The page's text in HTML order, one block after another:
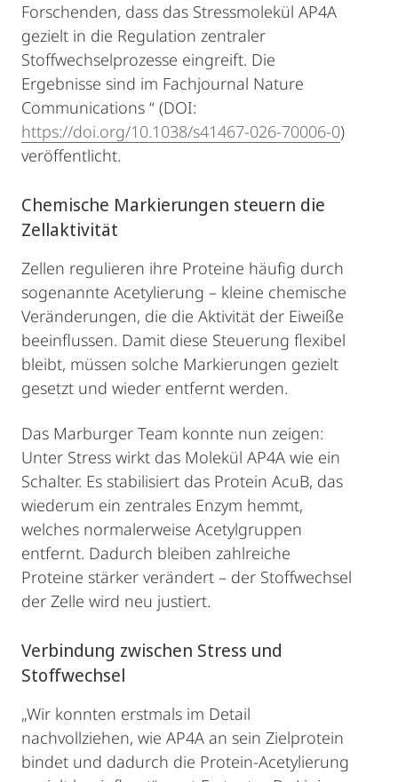
Forschenden, dass das Stressmolekül AP4A
gezielt in die Regulation zentraler
Stoffwechselprozesse eingreift. Die
Ergebnisse sind im Fachjournal Nature
Communications “ (DOI:
https://doi.org/10.1038/s41467-026-70006-0)
veröffentlicht.
Chemische Markierungen steuern die
Zellaktivität
Zellen regulieren ihre Proteine häufig durch
sogenannte Acetylierung – kleine chemische
Veränderungen, die die Aktivität der Eiweiße
beeinflussen. Damit diese Steuerung flexibel
bleibt, müssen solche Markierungen gezielt
gesetzt und wieder entfernt werden.
Das Marburger Team konnte nun zeigen:
Unter Stress wirkt das Molekül AP4A wie ein
Schalter. Es stabilisiert das Protein AcuB, das
wiederum ein zentrales Enzym hemmt,
welches normalerweise Acetylgruppen
entfernt. Dadurch bleiben zahlreiche
Proteine stärker verändert – der Stoffwechsel
der Zelle wird neu justiert.
Verbindung zwischen Stress und
Stoffwechsel
„Wir konnten erstmals im Detail
nachvollziehen, wie AP4A an sein Zielprotein
bindet und dadurch die Protein-Acetylierung